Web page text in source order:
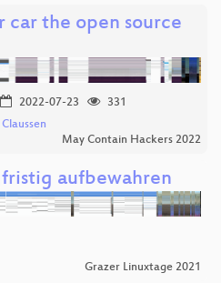
car the open source
2022-07-23
331
May Contain Hackers 2022
aufbewahren
Grazer Linuxtage 2021